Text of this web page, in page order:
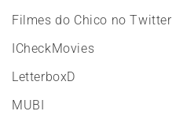
Filmes do Chico no Twitter
ICheckMovies
LetterboxD
MUBI